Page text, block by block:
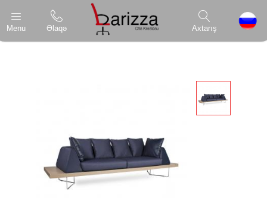
Menu Əlaqə Axtarış